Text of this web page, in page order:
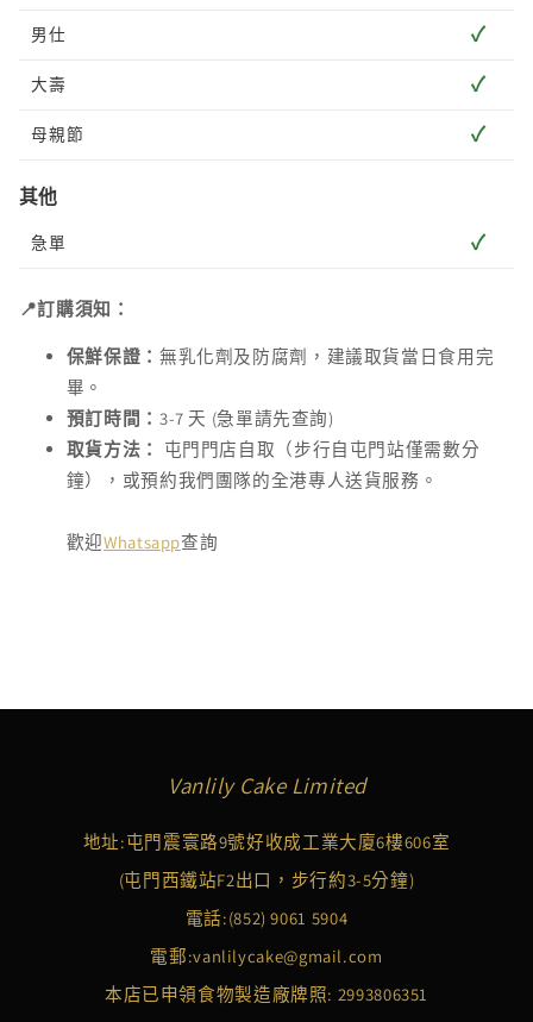
男仕 ✓
大壽 ✓
母親節 ✓
其他
急單 ✓
📍訂購須知：
保鮮保證： 無乳化劑及防腐劑，建議取貨當日食用完
畢。
預訂時間： 3-7 天 (急單請先查詢)
取貨方法：
屯門門店自取（步行自屯門站僅需數分
鐘），或預約我們團隊的全港專人送貨服務。
歡迎Whatsapp查詢
Vanlily Cake Limited
地址:屯門震寰路9號好收成工業大廈6樓606室
(屯門西鐵站F2出口，步行約3-5分鐘)
電話:(852) 9061 5904
電郵:vanlilycake@gmail.com
本店已申領食物製造廠牌照: 2993806351